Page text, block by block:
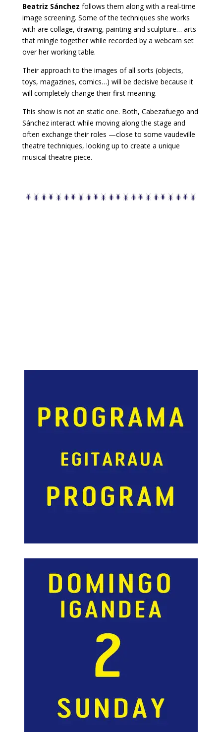
Beatriz Sánchez follows them along with a real-time
image screening. Some of the techniques she works
with are collage, drawing, painting and sculpture… arts
that mingle together while recorded by a webcam set
over her working table.
Their approach to the images of all sorts (objects,
toys, magazines, comics…) will be decisive because it
will completely change their first meaning.
This show is not an static one. Both, Cabezafuego and
Sánchez interact while moving along the stage and
often exchange their roles —close to some vaudeville
theatre techniques, looking up to create a unique
musical theatre piece.